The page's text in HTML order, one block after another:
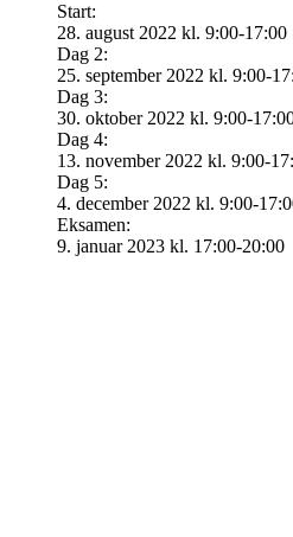
Start:
28. august 2022 kl. 9:00-17:00
Dag 2:
25. september 2022 kl. 9:00-
Dag 3:
30. oktober 2022 kl. 9:00-
Dag 4:
13. november 2022 kl. 9:00-
Dag 5:
4. december 2022 kl. 9:00-
Eksamen:
9. januar 2023 kl. 17:00-20:00